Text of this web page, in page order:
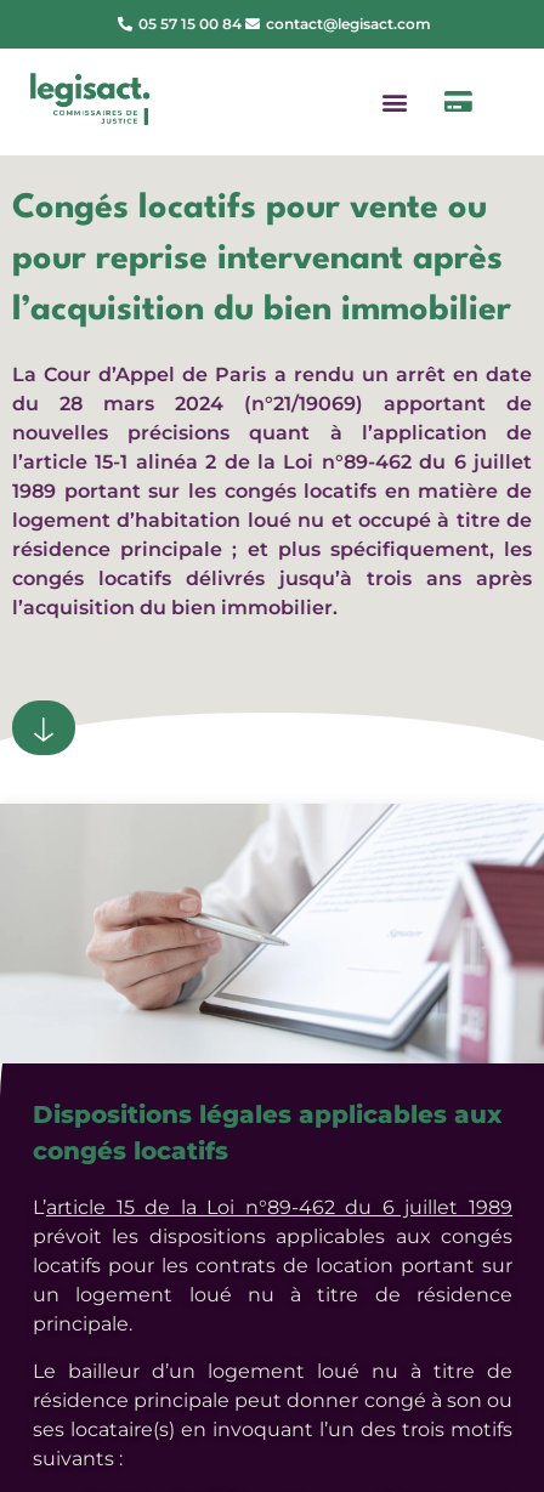
05 57 15 00 84 contact@legisact.com
Congés locatifs pour vente ou
pour reprise intervenant après
l’acquisition du bien immobilier
La Cour d’Appel de Paris a rendu un arrêt en date
du 28 mars 2024 (n°21/19069) apportant de
nouvelles précisions quant à l’application de
l’article 15-1 alinéa 2 de la Loi n°89-462 du 6 juillet
1989 portant sur les congés locatifs en matière de
logement d’habitation loué nu et occupé à titre de
résidence principale ; et plus spécifiquement, les
congés locatifs délivrés jusqu’à trois ans après
l’acquisition du bien immobilier.
Dispositions légales applicables aux
congés locatifs
L’article 15 de la Loi n°89-462 du 6 juillet 1989
prévoit les dispositions applicables aux congés
locatifs pour les contrats de location portant sur
un logement loué nu à titre de résidence
principale.
Le bailleur d’un logement loué nu à titre de
résidence principale peut donner congé à son ou
ses locataire(s) en invoquant l’un des trois motifs
suivants :